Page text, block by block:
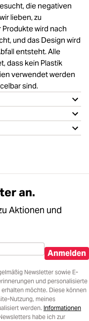
die negativen
lieben, zu
wird nach
und das Design wird
entsteht. Alle
dass kein Plastik
verwendet werden
sind.
an.
Aktionen und
Anmelden
Newsletter sowie E-
und personalisierte
möchte. Diese können
Nutzung, meines
werden. Informationen
habe ich zur